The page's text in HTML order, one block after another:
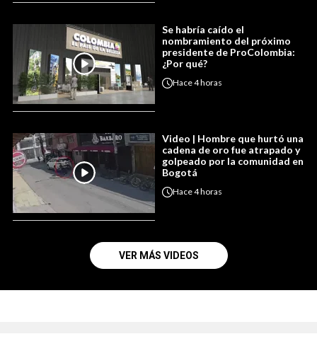
Se habría caído el
nombramiento del próximo
presidente de ProColombia:
¿Por qué?
Hace4 horas
Video | Hombre que hurtó una
cadena de oro fue atrapado y
golpeado por la comunidad en
Bogotá
Hace4 horas
VER MÁS VIDEOS